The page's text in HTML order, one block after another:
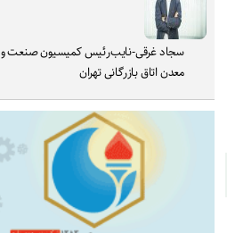
سجاد غرقی-نایب‌رئیس کمیسیون صنعت و
معدن اتاق بازرگانی تهران